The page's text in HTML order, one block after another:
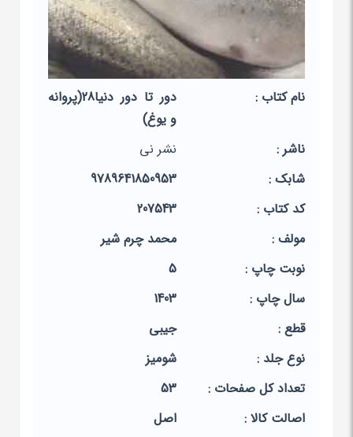
نام کتاب :
دور تا دور دنیا28(پروانه
و یوغ)
ناشر :
نشر نی
شابک :
9789641850953
کد کتاب :
207543
مولف :
محمد چرم شیر
نوبت چاپ :
5
سال چاپ :
1403
قطع :
جیبی
نوع جلد :
شومیز
تعداد کل صفحات :
53
اصالت کالا :
اصل